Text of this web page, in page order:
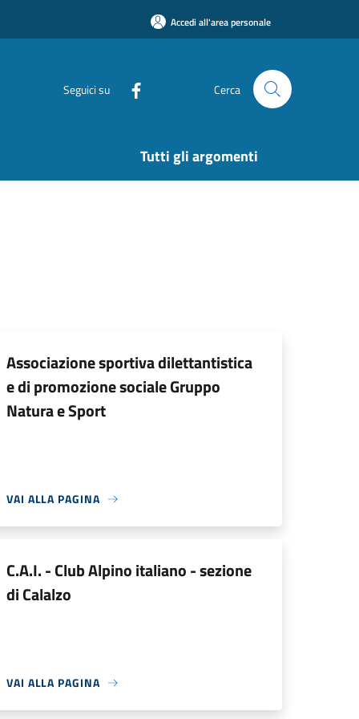
Accedi all'area personale
Seguici su Cerca
Tutti gli argomenti
Associazione sportiva dilettantistica
e di promozione sociale Gruppo
Natura e Sport
VAI ALLA PAGINA
C.A.I. - Club Alpino italiano - sezione
di Calalzo
VAI ALLA PAGINA